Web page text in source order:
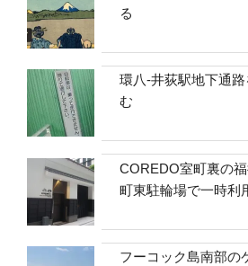
る
環八-井荻駅地下通
む
COREDO室町裏の
町東駐輪場で一時利
フーコック島南部の